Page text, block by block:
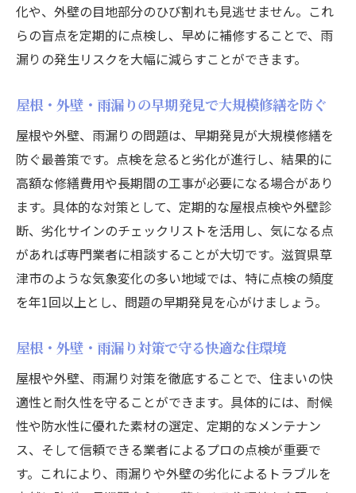
化や、外壁の目地部分のひび割れも見逃せません。これ
らの盲点を定期的に点検し、早めに補修することで、雨
漏りの発生リスクを大幅に減らすことができます。
屋根・外壁・雨漏りの早期発見で大規模修繕を防ぐ
屋根や外壁、雨漏りの問題は、早期発見が大規模修繕を
防ぐ最善策です。点検を怠ると劣化が進行し、結果的に
高額な修繕費用や長期間の工事が必要になる場合があり
ます。具体的な対策として、定期的な屋根点検や外壁診
断、劣化サインのチェックリストを活用し、気になる点
があれば専門業者に相談することが大切です。滋賀県草
津市のような気象変化の多い地域では、特に点検の頻度
を年1回以上とし、問題の早期発見を心がけましょう。
屋根・外壁・雨漏り対策で守る快適な住環境
屋根や外壁、雨漏り対策を徹底することで、住まいの快
適性と耐久性を守ることができます。具体的には、耐候
性や防水性に優れた素材の選定、定期的なメンテナン
ス、そして信頼できる業者によるプロの点検が重要で
す。これにより、雨漏りや外壁の劣化によるトラブルを